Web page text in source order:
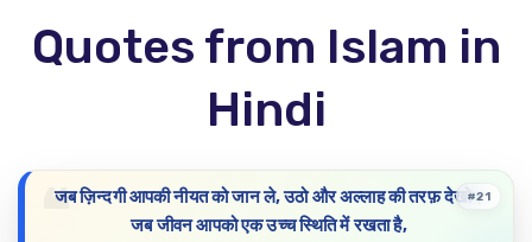
Quotes from Islam in
Hindi
जब ज़िन्दगी आपकी नीयत को जान ले, उठो और अल्लाह की तरफ़ देखो।
जब जीवन आपको एक उच्च स्थिति में रखता है,
#21